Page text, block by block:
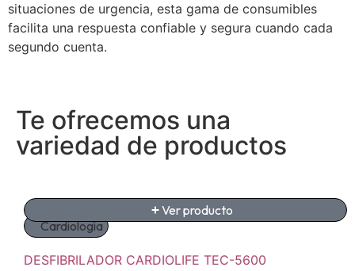
situaciones de urgencia, esta gama de consumibles
facilita una respuesta confiable y segura cuando cada
segundo cuenta.
Te ofrecemos una
variedad de productos
Cardiología
DESFIBRILADOR CARDIOLIFE TEC-5600
Ver producto